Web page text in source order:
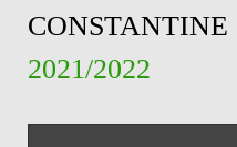
CONSTANTINE
2021/2022